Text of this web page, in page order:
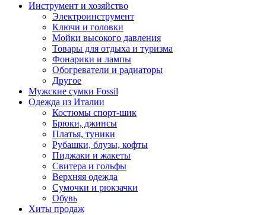
Инструмент и хозяйство
Электроинструмент
Ключи и головки
Мойки высокого давления
Товары для отдыха и туризма
Фонарики и лампы
Обогреватели и радиаторы
Другое
Мужские сумки Fossil
Одежда из Италии
Костюмы спорт-шик
Брюки, джинсы
Платья, туники
Рубашки, блузы, кофты
Пиджаки и жакеты
Свитера и гольфы
Верхняя одежда
Сумочки и рюкзачки
Обувь
Хиты продаж